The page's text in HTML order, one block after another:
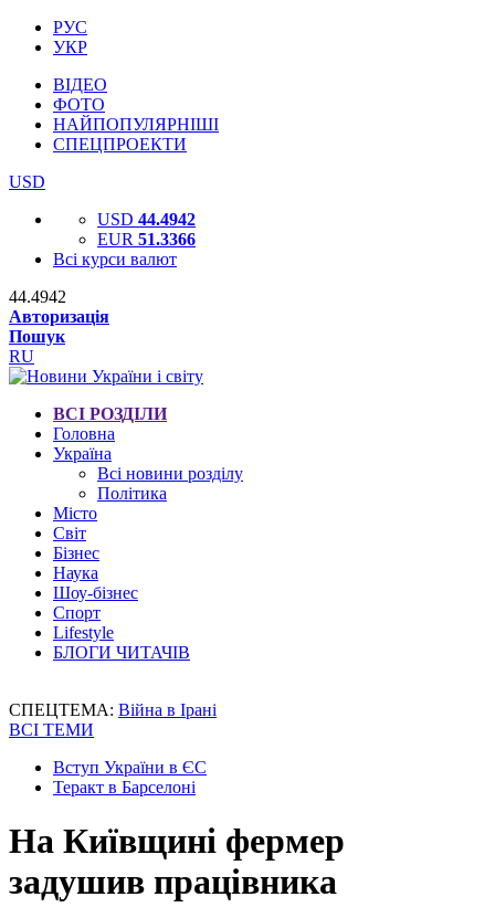
РУС
УКР
ВІДЕО
ФОТО
НАЙПОПУЛЯРНІШІ
СПЕЦПРОЕКТИ
USD
USD 44.4942
EUR 51.3366
Всі курси валют
44.4942
Авторизація
Пошук
RU
ВСІ РОЗДІЛИ
Головна
Україна
Всі новини розділу
Політика
Місто
Світ
Бізнес
Наука
Шоу-бізнес
Спорт
Lifestyle
БЛОГИ ЧИТАЧІВ
СПЕЦТЕМА: Війна в Ірані
ВСІ ТЕМИ
Вступ України в ЄС
Теракт в Барселоні
На Київщині фермер
задушив працівника